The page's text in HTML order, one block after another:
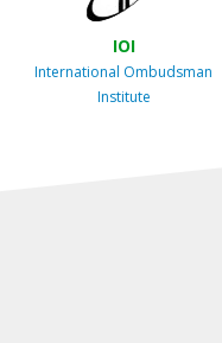
IOI
International Ombudsman
Institute